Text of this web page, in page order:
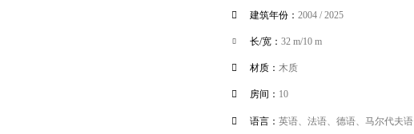
 建筑年份： 2004 / 2025
 长/宽： 32 m/10 m
 材质： 木质
 房间： 10
 语言： 英语、法语、德语、马尔代夫语